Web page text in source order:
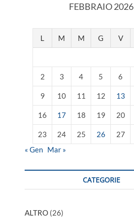
FEBBRAIO 2026
L M M G V
2 3 4 5 6
9 10 11 12 13
16 17 18 19 20
23 24 25 26 27
« Gen Mar »
CATEGORIE
ALTRO (26)